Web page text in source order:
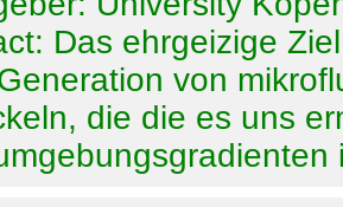
Das ehrgeizige
von
die die es uns